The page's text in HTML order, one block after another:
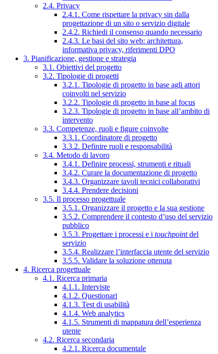
2.4. Privacy
2.4.1. Come rispettare la privacy sin dalla
progettazione di un sito o servizio digitale
2.4.2. Richiedi il consenso quando necessario
2.4.3. Le basi del sito web: architettura,
informativa privacy, riferimenti DPO
3. Pianificazione, gestione e strategia
3.1. Obiettivi del progetto
3.2. Tipologie di progetti
3.2.1. Tipologie di progetto in base agli attori
coinvolti nel servizio
3.2.2. Tipologie di progetto in base al focus
3.2.3. Tipologie di progetto in base all’ambito di
intervento
3.3. Competenze, ruoli e figure coinvolte
3.3.1. Coordinatore di progetto
3.3.2. Definire ruoli e responsabilità
3.4. Metodo di lavoro
3.4.1. Definire processi, strumenti e rituali
3.4.2. Curare la documentazione di progetto
3.4.3. Organizzare tavoli tecnici collaborativi
3.4.4. Prendere decisioni
3.5. Il processo progettuale
3.5.1. Organizzare il progetto e la sua gestione
3.5.2. Comprendere il contesto d’uso del servizio
pubblico
3.5.3. Progettare i processi e i touchpointdel
servizio
3.5.4. Realizzare l’interfaccia utente del servizio
3.5.5. Validare la soluzione ottenuta
4. Ricerca progettuale
4.1. Ricerca primaria
4.1.1. Interviste
4.1.2. Questionari
4.1.3. Test di usabilità
4.1.4. Web analytics
4.1.5. Strumenti di mappatura dell’esperienza
utente
4.2. Ricerca secondaria
4.2.1. Ricerca documentale